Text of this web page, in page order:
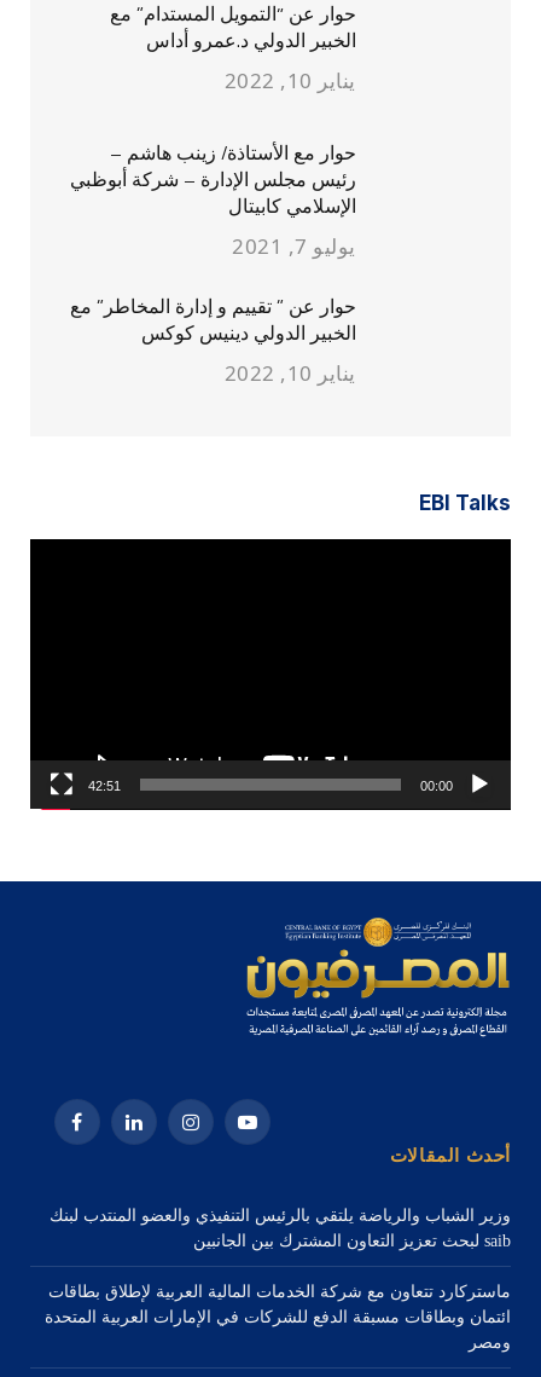
حوار عن “التمويل المستدام” مع
الخبير الدولي د.عمرو أداس
يناير 10, 2022
حوار مع الأستاذة/ زينب هاشم –
رئيس مجلس الإدارة – شركة أبوظبي
الإسلامي كابيتال
يوليو 7, 2021
حوار عن ” تقييم و إدارة المخاطر” مع
الخبير الدولي دينيس كوكس
يناير 10, 2022
EBI Talks
00:00
42:51
يوتيوب الانستغراملينكدإن فيسبوك
أحدث المقالات
وزير الشباب والرياضة يلتقي بالرئيس التنفيذي والعضو المنتدب لبنك
saib لبحث تعزيز التعاون المشترك بين الجانبين
ماستركارد تتعاون مع شركة الخدمات المالية العربية لإطلاق بطاقات
ائتمان وبطاقات مسبقة الدفع للشركات في الإمارات العربية المتحدة
ومصر